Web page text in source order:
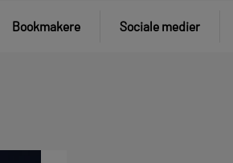
Bookmakere Sociale medier